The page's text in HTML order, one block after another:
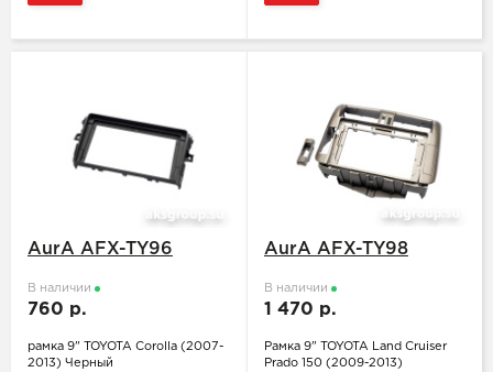
AurA AFX-TY96
В наличии
760 р.
рамка 9" TOYOTA Corolla (2007-
2013) Черный
AurA AFX-TY98
В наличии
1 470 р.
Рамка 9" TOYOTA Land Cruiser
Prado 150 (2009-2013)